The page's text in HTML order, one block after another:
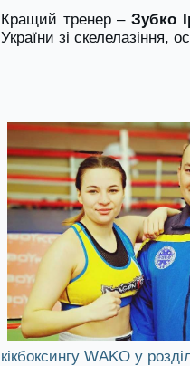
Кращий тренер –Зубко
України зі скелелазіння,
кікбоксингу WАKО у